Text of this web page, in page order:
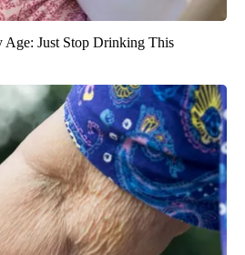
Age: Just Stop Drinking This